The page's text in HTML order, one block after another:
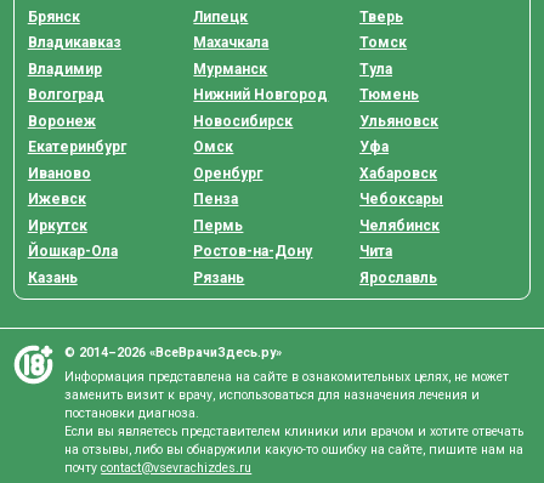
Брянск
Владикавказ
Владимир
Волгоград
Воронеж
Екатеринбург
Иваново
Ижевск
Иркутск
Йошкар-Ола
Казань
Липецк
Махачкала
Мурманск
Нижний Новгород
Новосибирск
Омск
Оренбург
Пенза
Пермь
Ростов-на-Дону
Рязань
Тверь
Томск
Тула
Тюмень
Ульяновск
Уфа
Хабаровск
Чебоксары
Челябинск
Чита
Ярославль
© 2014–2026 «ВсеВрачиЗдесь.ру»
Информация представлена на сайте в ознакомительных целях, не может
заменить визит к врачу, использоваться для назначения лечения и
постановки диагноза.
Если вы являетесь представителем клиники или врачом и хотите отвечать
на отзывы, либо вы обнаружили какую-то ошибку на сайте, пишите нам на
почтуcontact@vsevrachizdes.ru